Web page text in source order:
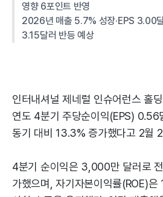
영향 6포인트 반영
2026년 매출 5.7% 성장·EPS 3.00
3.15달러 반등 예상
인터내셔널 제네럴 인슈어런스 홀
연도 4분기 주당순이익(EPS) 0.56
동기 대비 13.3% 증가했다고 2월
4분기 순이익은 3,000만 달러로
가했으며, 자기자본이익률(ROE)